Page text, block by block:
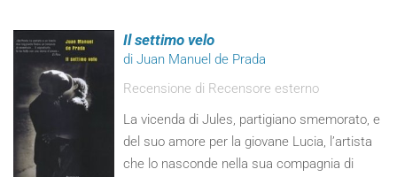
Il settimo velo
di Juan Manuel de Prada
Recensione di Recensore esterno
La vicenda di Jules, partigiano smemorato, e
del suo amore per la giovane Lucia, l’artista
che lo nasconde nella sua compagnia di